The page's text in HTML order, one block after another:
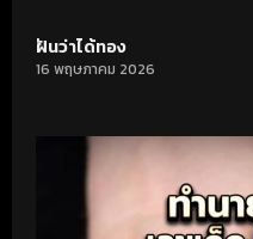
ฝันว่าได้ทอง
16 พฤษภาคม 2026